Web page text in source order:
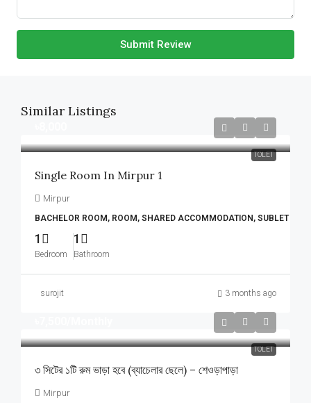
Submit Review
Similar Listings
TOLET
Single Room In Mirpur 1
Mirpur
BACHELOR ROOM, ROOM, SHARED ACCOMMODATION, SUBLET
1
Bedroom
1
Bathroom
surojit 3 months ago
TOLET
৩ সিটের ১টি রুম ভাড়া হবে (ব্যাচেলার ছেলে) – শেওড়াপাড়া
Mirpur